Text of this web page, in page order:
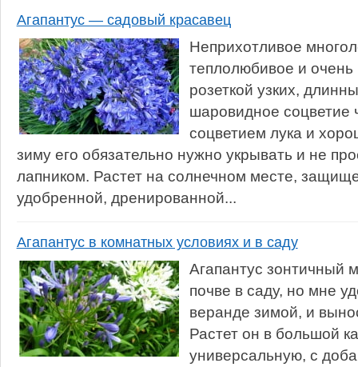
Агапантус — садовый красавец
Неприхотливое
теплолюбивое и очень
розеткой узких,
шаровидное соцветие
соцветием лука и
зиму его обязательно нужно укрывать и не
лапником. Растет на солнечном месте,
удобренной, дренированной...
Агапантус в комнатных условиях и в саду
Агапантус зонтичный
почве в саду, но мне
веранде зимой, и
Растет он в большой
универсальную, с